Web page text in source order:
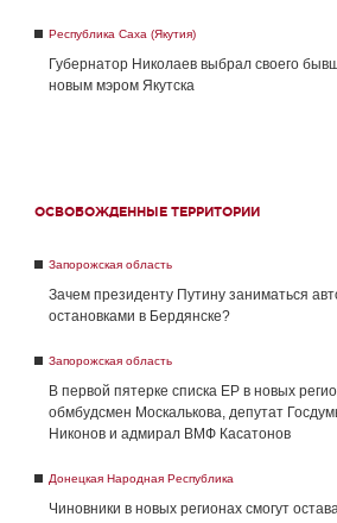
Республика Саха (Якутия)
Губернатор Николаев выбрал своего
новым мэром Якутска
ОСВОБОЖДЕННЫЕ ТЕРРИТОРИИ
Запорожская область
Зачем президенту Путину заниматься
остановками в Бердянске?
Запорожская область
В первой пятерке списка ЕР в новых
обмбудсмен Москалькова, депутат
Никонов и адмирал ВМФ Касатонов
Донецкая Народная Республика
Чиновники в новых регионах смогут